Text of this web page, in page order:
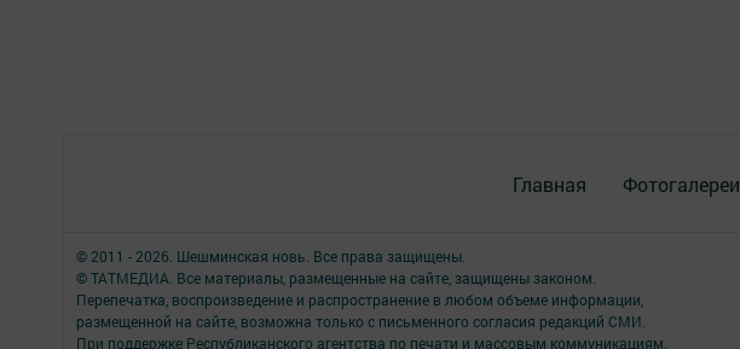
Главная Фотогалереи
© 2011 - 2026. Шешминская новь. Все права защищены.
© ТАТМЕДИА. Все материалы, размещенные на сайте, защищены законом.
Перепечатка, воспроизведение и распространение в любом объеме информации,
размещенной на сайте, возможна только с письменного согласия редакций СМИ.
При поддержке Республиканского агентства по печати и массовым коммуникациям.